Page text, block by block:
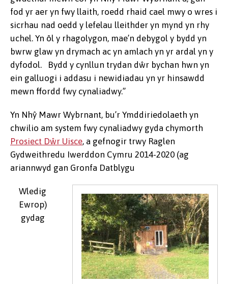
fod yr aer yn fwy llaith, roedd rhaid cael mwy o wres i
sicrhau nad oedd y lefelau lleithder yn mynd yn rhy
uchel. Yn ôl y rhagolygon, mae’n debygol y bydd yn
bwrw glaw yn drymach ac yn amlach yn yr ardal yn y
dyfodol. Bydd y cynllun trydan dŵr bychan hwn yn
ein galluogi i addasu i newidiadau yn yr hinsawdd
mewn ffordd fwy cynaliadwy.”
Yn Nhŷ Mawr Wybrnant, bu’r Ymddiriedolaeth yn
chwilio am system fwy cynaliadwy gyda chymorth
Prosiect Dŵr Uisce, a gefnogir trwy Raglen
Gydweithredu Iwerddon Cymru 2014-2020 (ag
ariannwyd gan Gronfa Datblygu
Wledig
Ewrop)
gydag